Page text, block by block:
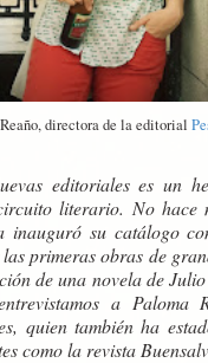
directora de la editorial
editoriales es un
literario. No hace
inauguró su catálogo
primeras obras de
de una novela de
a Paloma
quien también ha
como la revista